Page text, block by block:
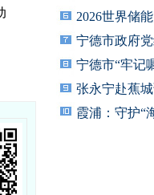
2026世界储
宁德市政府
宁德市“牢记
张永宁赴蕉
霞浦：守护“